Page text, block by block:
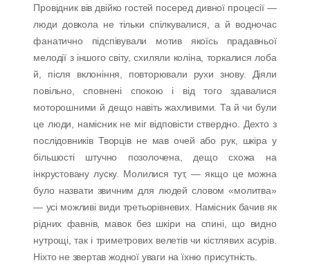
Провідник вів двійко гостей посеред дивної процесії —
люди довкола не тільки спілкувалися, а й водночас
фанатично підспівували мотив якоїсь прадавньої
мелодії з іншого світу, схиляли коліна, торкалися лоба
й, після вклоніння, повторювали рухи знову. Діяли
повільно, сповнені спокою і від того здавалися
моторошними й дещо навіть жахливими. Та й чи були
це люди, намісник не міг відповісти ствердно. Дехто з
послідовників Творців не мав очей або рук, шкіра у
більшості штучно позолочена, дещо схожа на
інкрустовану луску. Молилися тут, — якщо це можна
було назвати звичним для людей словом «молитва»
— усі можливі види третьорівневих. Намісник бачив як
рідних фавнів, мавок без шкіри на спині, що видно
нутрощі, так і триметрових велетів чи кістлявих асурів.
Ніхто не звертав жодної уваги на їхню присутність.